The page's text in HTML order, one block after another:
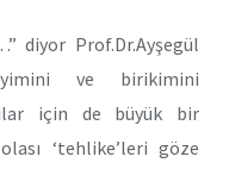
diyor Prof.Dr.Ayşegül
ve birikimini
için de büyük bir
‘tehlike’leri göze